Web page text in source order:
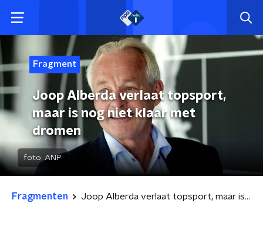
Fragment
Joop Alberda verlaat topsport,
maar is nog niet klaar met
dromen
foto: ANP
Fragmenten Joop Alberda verlaat topsport, maar is nog niet klaar met dromen